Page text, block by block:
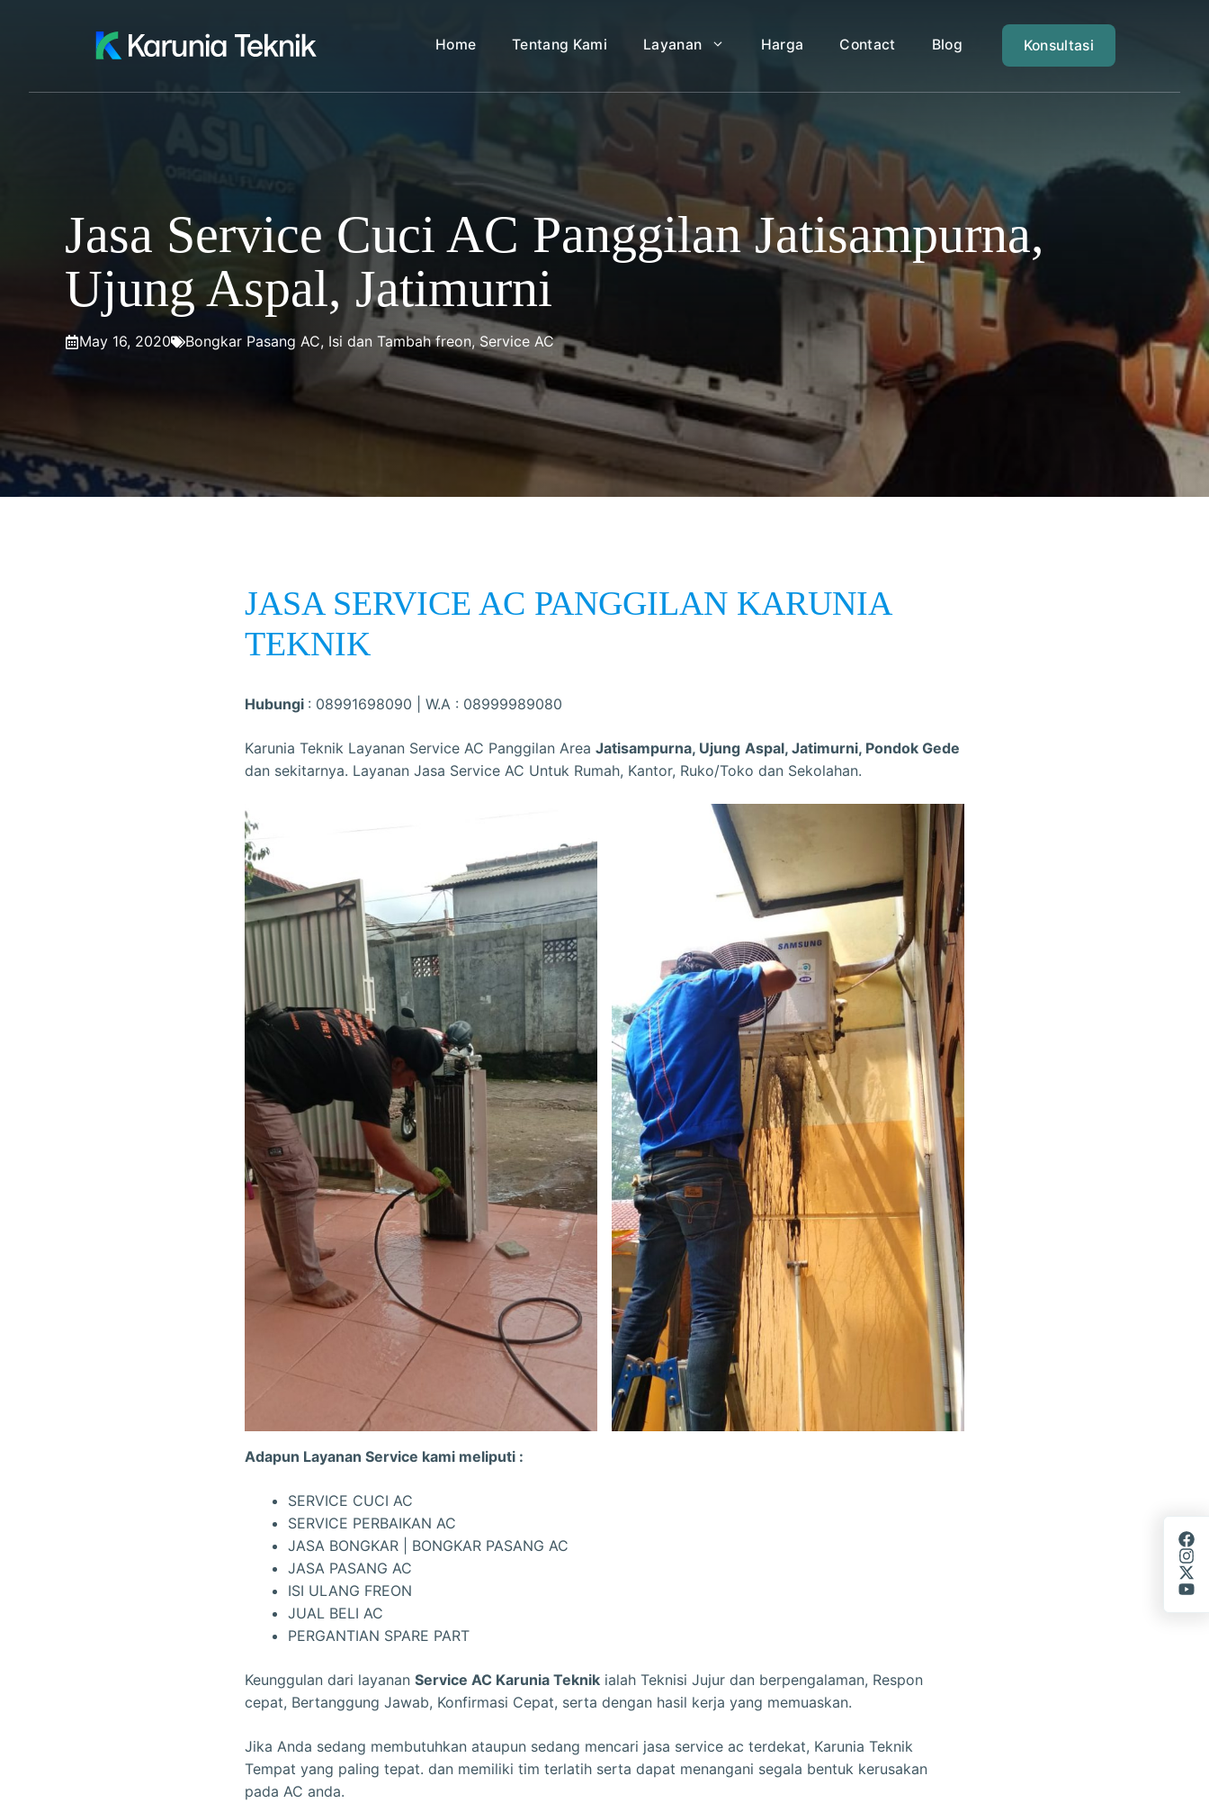
Home Tentang Kami Layanan Harga Contact Blog Konsultasi
Jasa Service Cuci AC Panggilan Jatisampurna,
Ujung Aspal, Jatimurni
May 16, 2020 Bongkar Pasang AC, Isi dan Tambah freon, Service AC
JASA SERVICE AC PANGGILAN KARUNIA
TEKNIK
Hubungi : 08991698090 | W.A : 08999989080
Karunia Teknik Layanan Service AC Panggilan Area Jatisampurna, Ujung Aspal, Jatimurni, Pondok Gede
dan sekitarnya. Layanan Jasa Service AC Untuk Rumah, Kantor, Ruko/Toko dan Sekolahan.
Adapun Layanan Service kami meliputi :
SERVICE CUCI AC
SERVICE PERBAIKAN AC
JASA BONGKAR | BONGKAR PASANG AC
JASA PASANG AC
ISI ULANG FREON
JUAL BELI AC
PERGANTIAN SPARE PART
Keunggulan dari layanan Service AC Karunia Teknik ialah Teknisi Jujur dan berpengalaman, Respon
cepat, Bertanggung Jawab, Konfirmasi Cepat, serta dengan hasil kerja yang memuaskan.
Jika Anda sedang membutuhkan ataupun sedang mencari jasa service ac terdekat, Karunia Teknik
Tempat yang paling tepat. dan memiliki tim terlatih serta dapat menangani segala bentuk kerusakan
pada AC anda.